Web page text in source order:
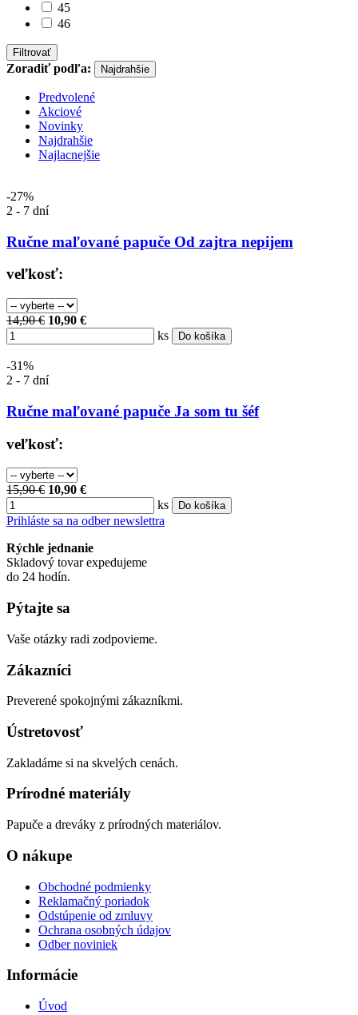
45
46
Filtrovať
Zoradiť podľa: Najdrahšie
Predvolené
Akciové
Novinky
Najdrahšie
Najlacnejšie
-27%
2 - 7 dní
Ručne maľované papuče Od zajtra nepijem
veľkosť:
14,90 € 10,90 €
ks
Do košíka
-31%
2 - 7 dní
Ručne maľované papuče Ja som tu šéf
veľkosť:
15,90 € 10,90 €
ks
Do košíka
Prihláste sa na odber newslettra
Rýchle jednanie
Skladový tovar expedujeme
do 24 hodín.
Pýtajte sa
Vaše otázky radi zodpovieme.
Zákazníci
Preverené spokojnými zákazníkmi.
Ústretovosť
Zakladáme si na skvelých cenách.
Prírodné materiály
Papuče a dreváky z prírodných materiálov.
O nákupe
Obchodné podmienky
Reklamačný poriadok
Odstúpenie od zmluvy
Ochrana osobných údajov
Odber noviniek
Informácie
Úvod